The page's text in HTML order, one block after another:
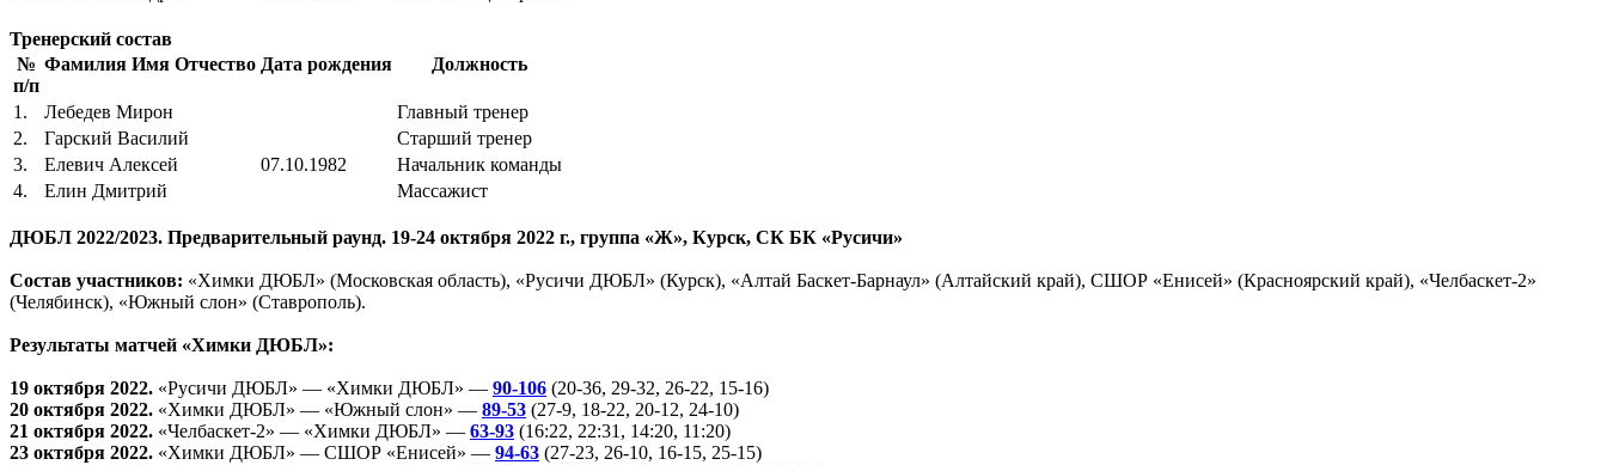
Тренерский состав
№
п/п
Фамилия Имя Отчество Дата рождения Должность
1. Лебедев Мирон
Главный тренер
2.
Гарский Василий
Старший тренер
3.
Елевич Алексей 07.10.1982
Начальник команды
4.
Елин Дмитрий Массажист
ДЮБЛ 2022/2023. Предварительный раунд. 19-24 октября 2022 г., группа «Ж», Курск, СК БК «Русичи»
Состав участников: «Химки ДЮБЛ» (Московская область), «Русичи ДЮБЛ» (Курск), «Алтай Баскет-Барнаул» (Алтайский край), СШОР «Енисей» (Красноярский край), «Челбаскет-2»
(Челябинск), «Южный слон» (Ставрополь).
Результаты матчей «Химки ДЮБЛ»:
19 октября 2022. «Русичи ДЮБЛ» — «Химки ДЮБЛ» — 90-106 (20-36, 29-32, 26-22, 15-16)
20 октября 2022. «Химки ДЮБЛ» — «Южный слон» — 89-53 (27-9, 18-22, 20-12, 24-10)
21 октября 2022. «Челбаскет-2» — «Химки ДЮБЛ» — 63-93 (16:22, 22:31, 14:20, 11:20)
23 октября 2022. «Химки ДЮБЛ» — СШОР «Енисей» — 94-63 (27-23, 26-10, 16-15, 25-15)